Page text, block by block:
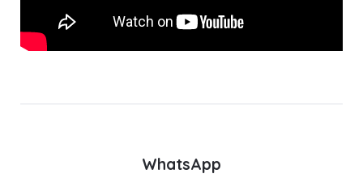
WhatsApp